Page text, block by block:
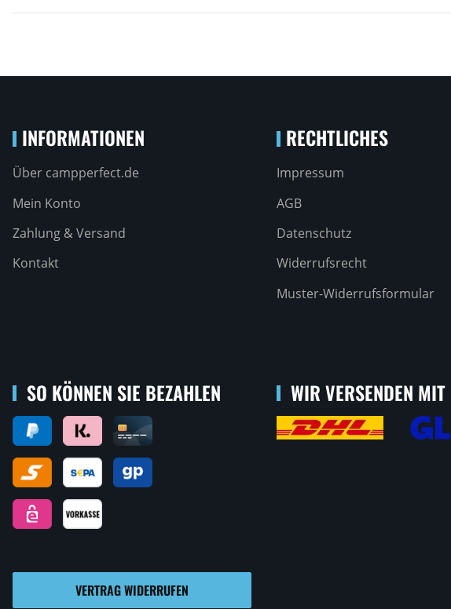
INFORMATIONEN
Über campperfect.de
Mein Konto
Zahlung & Versand
Kontakt
RECHTLICHES
Impressum
AGB
Datenschutz
Widerrufsrecht
Muster-Widerrufsformular
SO KÖNNEN SIE BEZAHLEN WIR VERSENDEN MIT
VERTRAG WIDERRUFEN